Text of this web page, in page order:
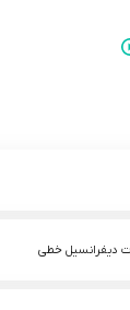
دیفرانسیل خطی